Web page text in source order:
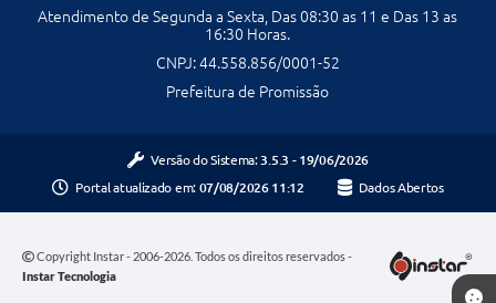
Atendimento de Segunda a Sexta, Das 08:30 as 11 e Das 13 as
16:30 Horas.
CNPJ: 44.558.856/0001-52
Prefeitura de Promissão
Versão do Sistema: 3.5.3 - 19/06/2026
Portal atualizado em: 07/08/2026 11:12 Dados Abertos
Copyright Instar - 2006-2026. Todos os direitos reservados -
Instar Tecnologia